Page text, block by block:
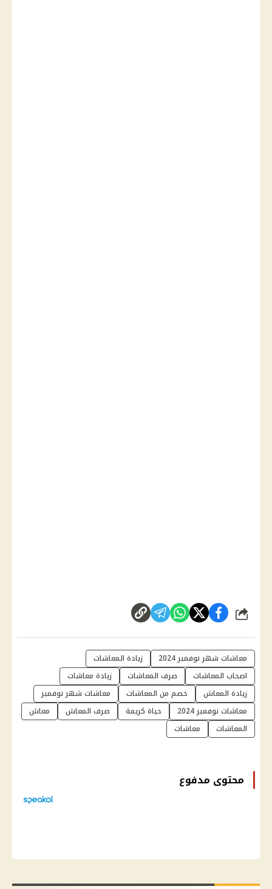
شارك
معاشات شهر نوفمبر 2024
زيادة المعاشات
اصحاب المعاشات
صرف المعاشات
زيادة معاشات
زيادة المعاش
خصم من المعاشات
معاشات شهر نوفمبر
معاشات نوفمبر 2024
حياة كريمة صرف المعاش
معاش
المعاشات
معاشات
محتوى مدفوع